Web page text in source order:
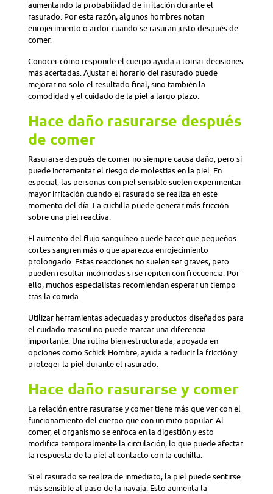
aumentando la probabilidad de irritación durante el
rasurado. Por esta razón, algunos hombres notan
enrojecimiento o ardor cuando se rasuran justo después de
comer.
Conocer cómo responde el cuerpo ayuda a tomar decisiones
más acertadas. Ajustar el horario del rasurado puede
mejorar no solo el resultado final, sino también la
comodidad y el cuidado de la piel a largo plazo.
Hace daño rasurarse después
de comer
Rasurarse después de comer no siempre causa daño, pero sí
puede incrementar el riesgo de molestias en la piel. En
especial, las personas con piel sensible suelen experimentar
mayor irritación cuando el rasurado se realiza en este
momento del día. La cuchilla puede generar más fricción
sobre una piel reactiva.
El aumento del flujo sanguíneo puede hacer que pequeños
cortes sangren más o que aparezca enrojecimiento
prolongado. Estas reacciones no suelen ser graves, pero
pueden resultar incómodas si se repiten con frecuencia. Por
ello, muchos especialistas recomiendan esperar un tiempo
tras la comida.
Utilizar herramientas adecuadas y productos diseñados para
el cuidado masculino puede marcar una diferencia
importante. Una rutina bien estructurada, apoyada en
opciones como Schick Hombre, ayuda a reducir la fricción y
proteger la piel durante el rasurado.
Hace daño rasurarse y comer
La relación entre rasurarse y comer tiene más que ver con el
funcionamiento del cuerpo que con un mito popular. Al
comer, el organismo se enfoca en la digestión y esto
modifica temporalmente la circulación, lo que puede afectar
la respuesta de la piel al contacto con la cuchilla.
Si el rasurado se realiza de inmediato, la piel puede sentirse
más sensible al paso de la navaja. Esto aumenta la